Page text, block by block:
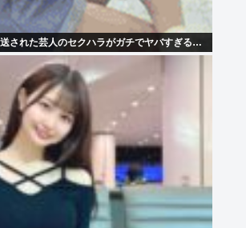
送された芸人のセクハラがガチでヤバすぎる…